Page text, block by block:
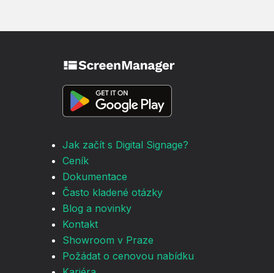
Jak začít s Digital Signage?
Ceník
Dokumentace
Často kladené otázky
Blog a novinky
Kontakt
Showroom v Praze
Požádat o cenovou nabídku